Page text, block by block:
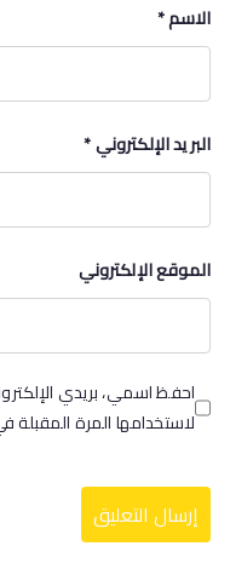
الاسم*
البريد الإلكتروني*
الموقع الإلكتروني
احفظ اسمي، بريدي
لاستخدامها المرة المقبلة